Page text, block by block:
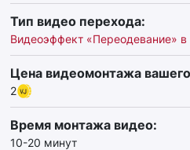
Тип видео перехода:
Видеоэффект «Переодевание» в
Цена видеомонтажа
2
Время монтажа видео:
10-20 минут